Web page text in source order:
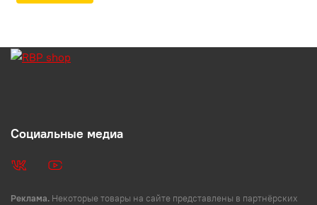
Социальные медиа
Реклама. Некоторые товары на сайте представлены в партнёрских